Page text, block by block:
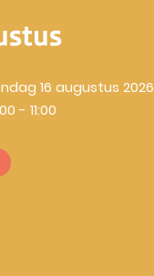
16 augustus 2026
- 11:00